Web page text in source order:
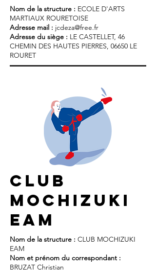
Nom de la structure : ECOLE D'ARTS
MARTIAUX ROURETOISE
Adresse mail : jcdeza@free.fr
Adresse du siège : LE CASTELLET, 46
CHEMIN DES HAUTES PIERRES, 06650 LE
ROURET
club
mochizuki
eam
Nom de la structure : CLUB MOCHIZUKI
EAM
Nom et prénom du correspondant :
BRUZAT Christian